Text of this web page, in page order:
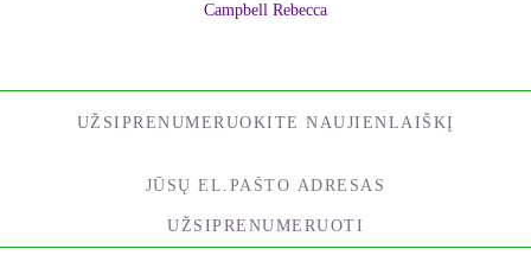
Campbell Rebecca
UŽSIPRENUMERUOKITE NAUJIENLAIŠKĮ
UŽSIPRENUMERUOTI